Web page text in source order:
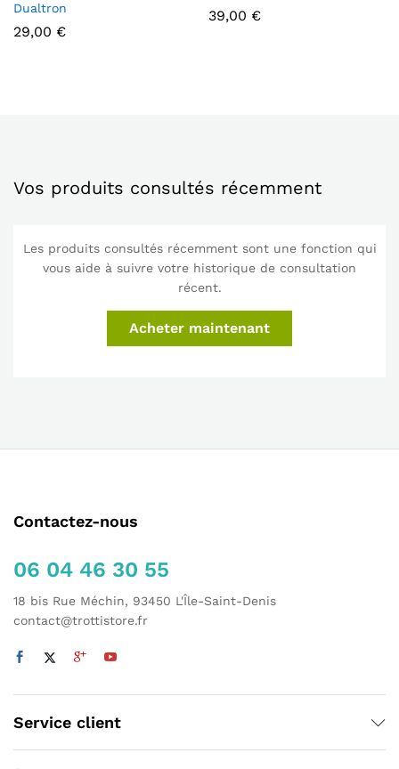
Dualtron
29,00 €
39,00 €
Vos produits consultés récemment
Les produits consultés récemment sont une fonction qui
vous aide à suivre votre historique de consultation
récent.
Acheter maintenant
Contactez-nous
06 04 46 30 55
18 bis Rue Méchin, 93450 L'Île-Saint-Denis
contact@trottistore.fr
Service client